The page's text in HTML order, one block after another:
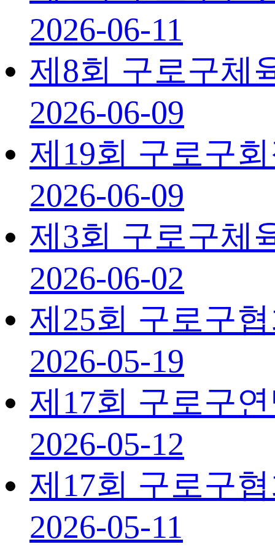
2026-06-11
제8회 구로구체
2026-06-09
제19회 구로구
2026-06-09
제3회 구로구체
2026-06-02
제25회 구로구
2026-05-19
제17회 구로구
2026-05-12
제17회 구로구
2026-05-11